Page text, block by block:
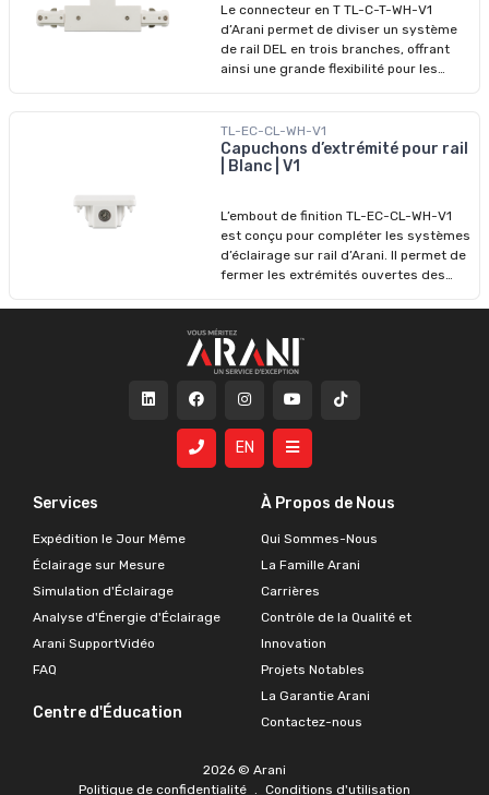
connecteurs HALO et ne nécessite
aucun outil pour l’installation, ce qui en
fait un choix idéal pour les projets
résidentiels et commerciaux.
Le connecteur en T TL-C-T-WH-V1
d’Arani permet de diviser un système
de rail DEL en trois branches, offrant
ainsi une grande flexibilité pour les
entre les trois sections et un point de
connexion propre et stable. Doté d’un
fini blanc discret et d’un système
rails de type HALO. Il est parfait pour
les applications commerciales ou
architecturales qui requièrent un
éclairage directionnel diversifié.
TL-EC-CL-WH-V1
Capuchons d’extrémité pour rail
| Blanc | V1
L’embout de finition TL-EC-CL-WH-V1
est conçu pour compléter les systèmes
d’éclairage sur rail d’Arani. Il permet de
fermer les extrémités ouvertes des
compatibles, assurant une apparence
soignée et sécuritaire. Son design
discret et son fini blanc s’intègrent
parfaitement dans les décors
contemporains. Il protège également
les connexions internes contre la
poussière et les dommages physiques.
Services
Expédition le Jour Même
Éclairage sur Mesure
Simulation d'Éclairage
Analyse d'Énergie d'Éclairage
Arani SupportVidéo
FAQ
Centre d'Éducation
À Propos de Nous
Qui Sommes-Nous
La Famille Arani
Carrières
Contrôle de la Qualité et
Innovation
Projets Notables
La Garantie Arani
Contactez-nous
EN
2026 © Arani
Politique de confidentialité . Conditions d'utilisation